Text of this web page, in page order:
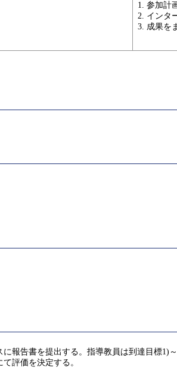
1. 参加計
2. インタ
3. 成果を
報告書を提出する。指導教員は到達目標1)
評価を決定する。